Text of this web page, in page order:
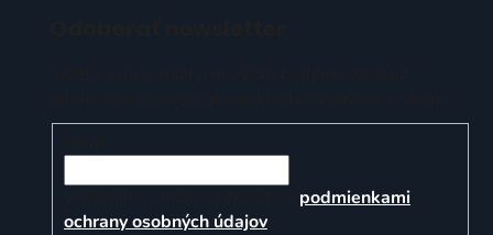
podmienkami
ochrany osobných údajov